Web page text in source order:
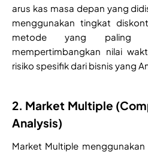
arus kas masa depan yang
menggunakan tingkat
metode yang paling
mempertimbangkan nilai
risiko spesifik dari bisnis yang
2. Market Multiple
Analysis)
Market Multiple